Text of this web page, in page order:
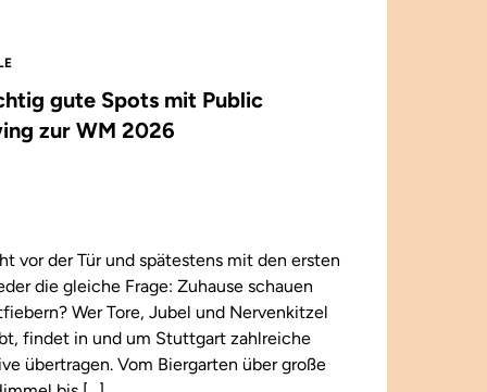
gute Spots mit Public
zur WM 2026
vor der Tür und spätestens mit den ersten
die gleiche Frage: Zuhause schauen
Wer Tore, Jubel und Nervenkitzel
findet in und um Stuttgart zahlreiche
übertragen. Vom Biergarten über große